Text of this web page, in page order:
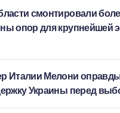
смонтировали
опор для крупнейшей
Италии Мелони
Украины перед